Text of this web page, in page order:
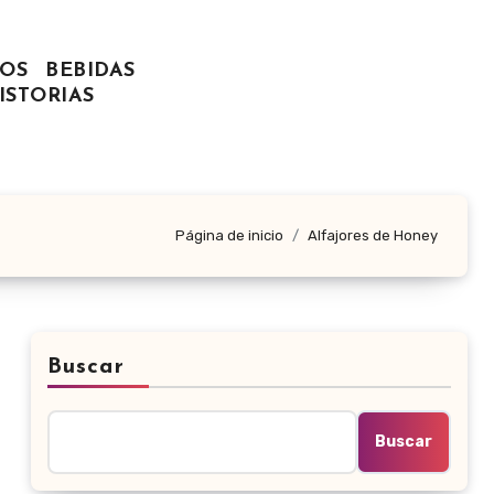
BEBIDAS
Página de inicio Alfajores de Honey
Buscar
Buscar